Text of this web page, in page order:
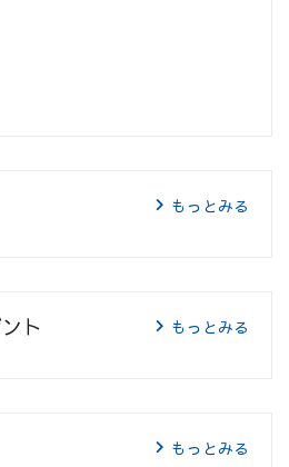
もっとみる
ト もっとみる
もっとみる